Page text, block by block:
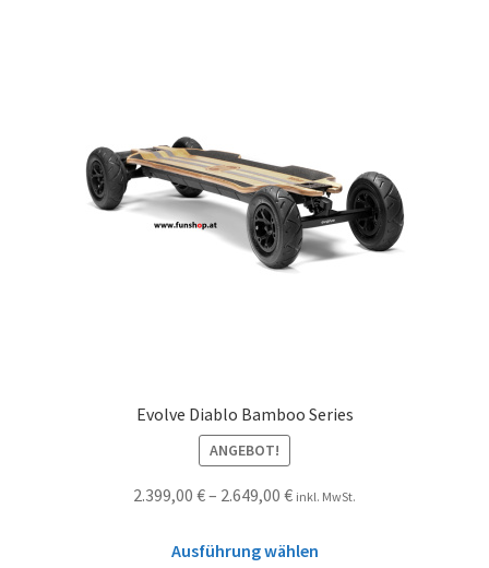
Evolve Diablo Bamboo Series
ANGEBOT!
2.399,00 €– 2.649,00 € inkl. MwSt.
Ausführung wählen